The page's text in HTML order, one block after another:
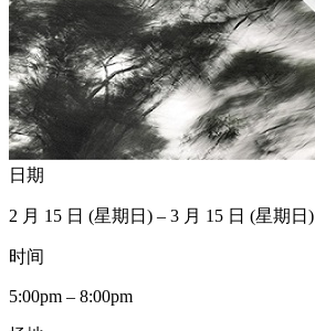
日期
2 月 15 日 (星期日) – 3 月 15 日 (星期日)
时间
5:00pm – 8:00pm